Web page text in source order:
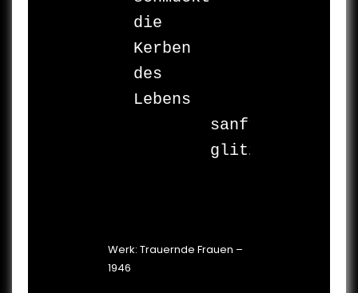
die
Kerben
des
Lebens
Werk: Trauernde Frauen –
1946